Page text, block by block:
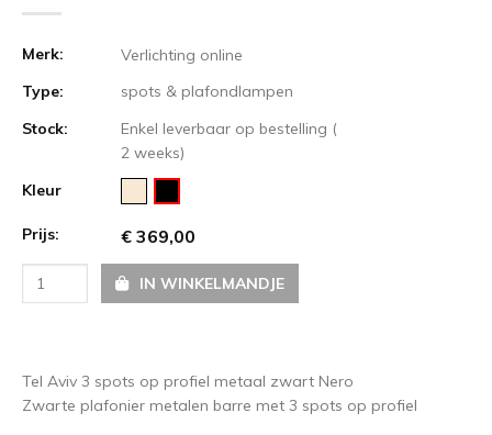
Merk:
Verlichting online
Type:
spots & plafondlampen
Stock:
Enkel leverbaar op bestelling (
2 weeks)
Kleur
Prijs: € 369,00
IN WINKELMANDJE
Tel Aviv 3 spots op profiel metaal zwart Nero
Zwarte plafonier metalen barre met 3 spots op profiel